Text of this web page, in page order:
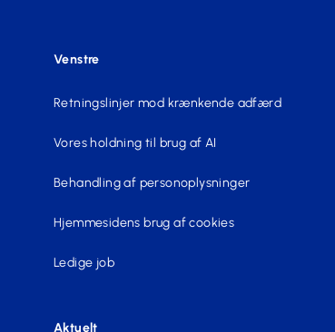
Venstre
Retningslinjer mod krænkende adfærd
Vores holdning til brug af AI
Behandling af personoplysninger
Hjemmesidens brug af cookies
Ledige job
Aktuelt